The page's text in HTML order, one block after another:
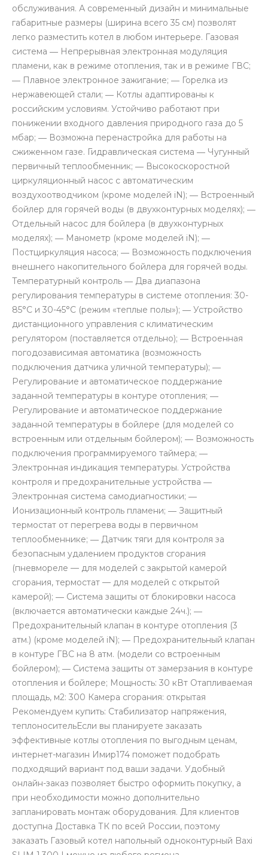
обслуживания. А современный дизайн и минимальные
габаритные размеры (ширина всего 35 см) позволят
легко разместить котел в любом интерьере. Газовая
система ― Непрерывная электронная модуляция
пламени, как в режиме отопления, так и в режиме ГВС;
― Плавное электронное зажигание; ― Горелка из
нержавеющей стали; ― Котлы адаптированы к
российским условиям. Устойчиво работают при
понижении входного давления природного газа до 5
мбар; ― Возможна перенастройка для работы на
сжиженном газе. Гидравлическая система ― Чугунный
первичный теплообменник; ― Высокоскоростной
циркуляционный насос с автоматическим
воздухоотводчиком (кроме моделей iN); ― Встроенный
бойлер для горячей воды (в двухконтурных моделях); ―
Отдельный насос для бойлера (в двухконтурных
моделях); ― Манометр (кроме моделей iN); ―
Постциркуляция насоса; ― Возможность подключения
внешнего накопительного бойлера для горячей воды.
Температурный контроль ― Два диапазона
регулирования температуры в системе отопления: 30-
85°С и 30-45°С (режим «теплые полы»); ― Устройство
дистанционного управления с климатическим
регулятором (поставляется отдельно); ― Встроенная
погодозависимая автоматика (возможность
подключения датчика уличной температуры); ―
Регулирование и автоматическое поддержание
заданной температуры в контуре отопления; ―
Регулирование и автоматическое поддержание
заданной температуры в бойлере (для моделей со
встроенным или отдельным бойлером); ― Возможность
подключения программируемого таймера; ―
Электронная индикация температуры. Устройства
контроля и предохранительные устройства ―
Электронная система самодиагностики; ―
Ионизационный контроль пламени; ― Защитный
термостат от перегрева воды в первичном
теплообменнике; ― Датчик тяги для контроля за
безопасным удалением продуктов сгорания
(пневмореле — для моделей с закрытой камерой
сгорания, термостат — для моделей с открытой
камерой); ― Система защиты от блокировки насоса
(включается автоматически каждые 24ч.); ―
Предохранительный клапан в контуре отопления (3
атм.) (кроме моделей iN); ― Предохранительный клапан
в контуре ГВС на 8 атм. (модели со встроенным
бойлером); ― Система защиты от замерзания в контуре
отопления и бойлере; Мощность: 30 кВт Отапливаемая
площадь, м2: 300 Камера сгорания: открытая
Рекомендуем купить: Стабилизатор напряжения,
теплоносительЕсли вы планируете заказать
эффективные котлы отопления по выгодным ценам,
интернет-магазин Имир174 поможет подобрать
подходящий вариант под ваши задачи. Удобный
онлайн-заказ позволяет быстро оформить покупку, а
при необходимости можно дополнительно
запланировать монтаж оборудования. Для клиентов
доступна Доставка ТК по всей России, поэтому
заказать Газовый котел напольный одноконтурный Baxi